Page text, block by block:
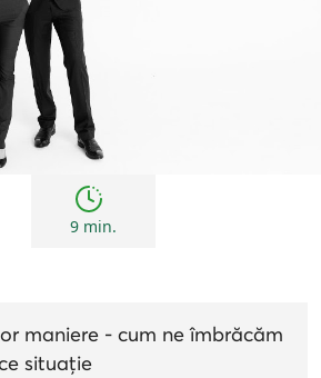
9 min.
maniere - cum ne îmbrăcăm
situație